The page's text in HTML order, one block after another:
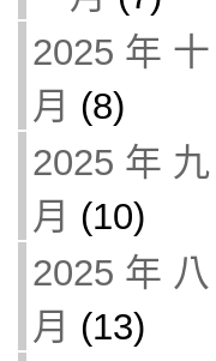
2025 年 十
月 (8)
2025 年 九
月 (10)
2025 年 八
月 (13)